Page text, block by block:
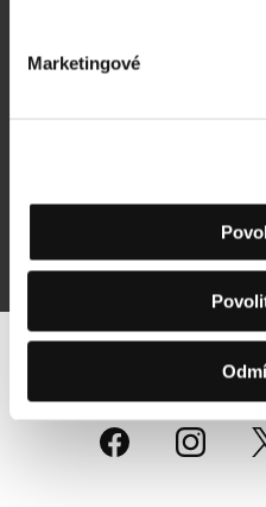
Marketingové
Sledujte